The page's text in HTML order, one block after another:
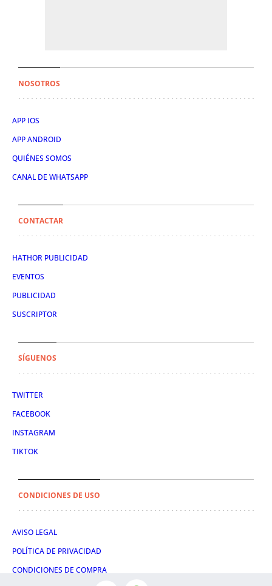
NOSOTROS
APP IOS
APP ANDROID
QUIÉNES SOMOS
CANAL DE WHATSAPP
CONTACTAR
HATHOR PUBLICIDAD
EVENTOS
PUBLICIDAD
SUSCRIPTOR
SÍGUENOS
TWITTER
FACEBOOK
INSTAGRAM
TIKTOK
CONDICIONES DE USO
AVISO LEGAL
POLÍTICA DE PRIVACIDAD
CONDICIONES DE COMPRA